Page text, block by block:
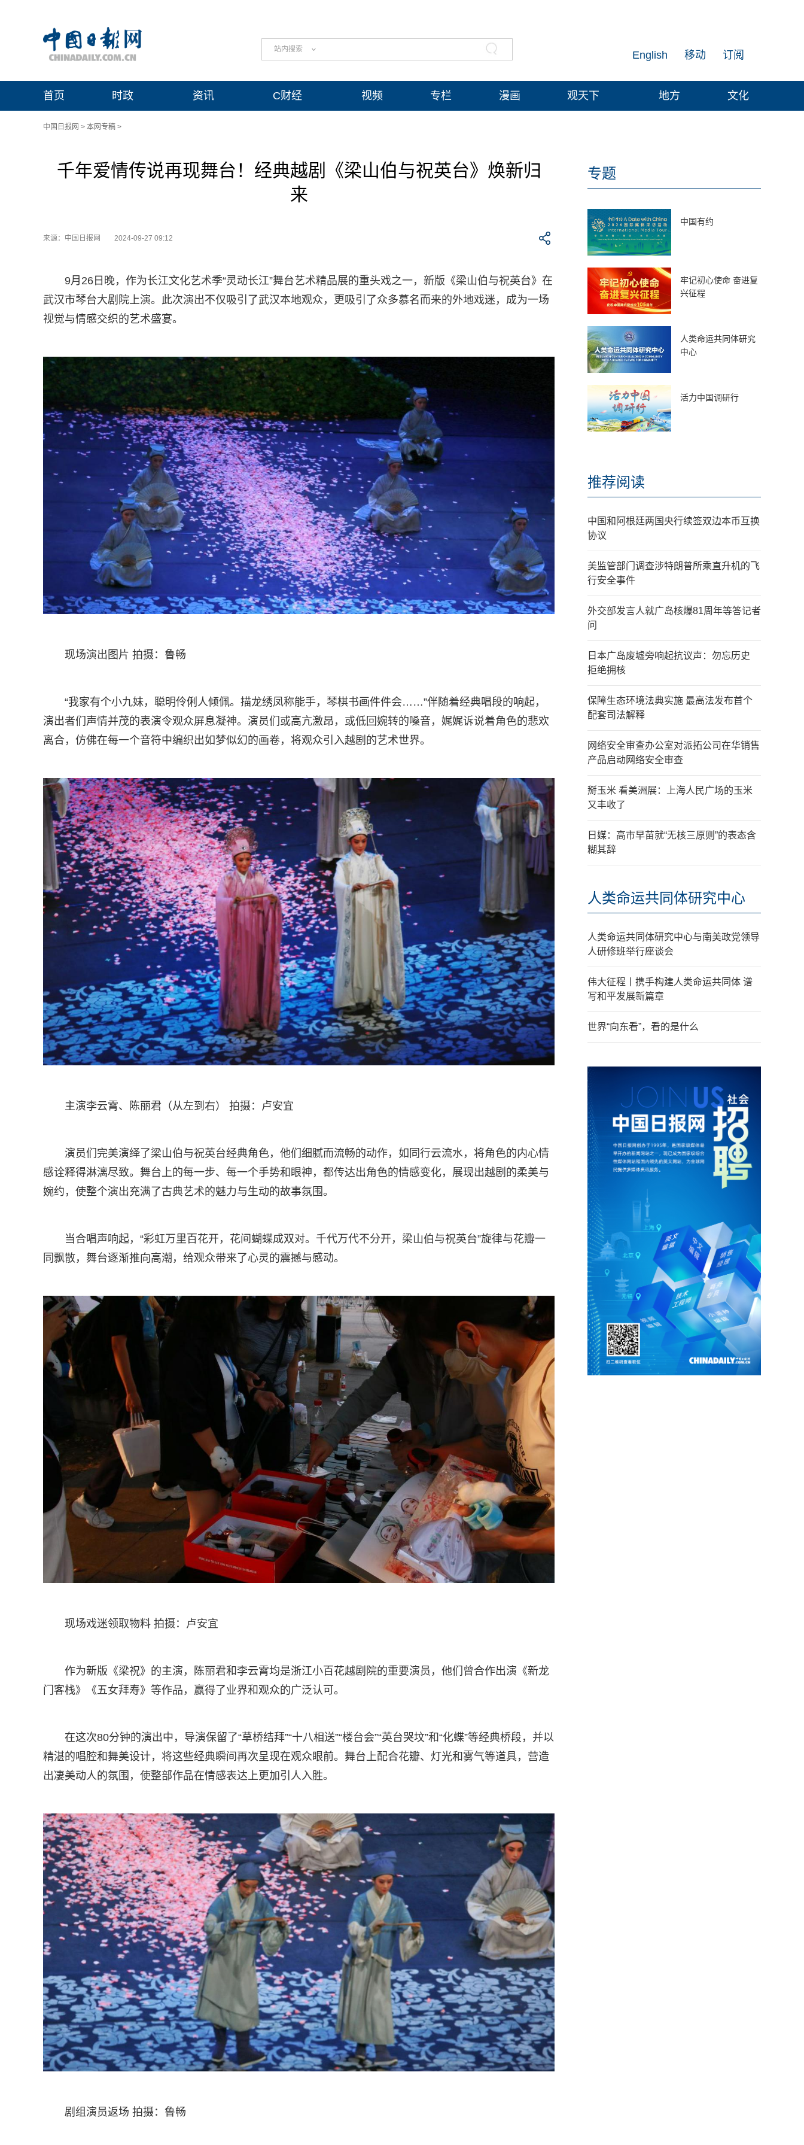
站内搜索 订阅
移动
English
首页 时政 资讯 C财经 视频 专栏 漫画 观天下 地方 文化
中国日报网 > 本网专稿 >
千年爱情传说再现舞台！经典越剧《梁山伯与祝英台》焕新归
来
来源：中国日报网 2024-09-27 09:12
9月26日晚，作为长江文化艺术季“灵动长江”舞台艺术精品展的重头戏之一，新版《梁山伯与祝英台》在
武汉市琴台大剧院上演。此次演出不仅吸引了武汉本地观众，更吸引了众多慕名而来的外地戏迷，成为一场
视觉与情感交织的艺术盛宴。
现场演出图片 拍摄：鲁畅
“我家有个小九妹，聪明伶俐人倾佩。描龙绣凤称能手，琴棋书画件件会……”伴随着经典唱段的响起，
演出者们声情并茂的表演令观众屏息凝神。演员们或高亢激昂，或低回婉转的嗓音，娓娓诉说着角色的悲欢
离合，仿佛在每一个音符中编织出如梦似幻的画卷，将观众引入越剧的艺术世界。
主演李云霄、陈丽君（从左到右） 拍摄：卢安宜
演员们完美演绎了梁山伯与祝英台经典角色，他们细腻而流畅的动作，如同行云流水，将角色的内心情
感诠释得淋漓尽致。舞台上的每一步、每一个手势和眼神，都传达出角色的情感变化，展现出越剧的柔美与
婉约，使整个演出充满了古典艺术的魅力与生动的故事氛围。
当合唱声响起，“彩虹万里百花开，花间蝴蝶成双对。千代万代不分开，梁山伯与祝英台”旋律与花瓣一
同飘散，舞台逐渐推向高潮，给观众带来了心灵的震撼与感动。
现场戏迷领取物料 拍摄：卢安宜
作为新版《梁祝》的主演，陈丽君和李云霄均是浙江小百花越剧院的重要演员，他们曾合作出演《新龙
门客栈》《五女拜寿》等作品，赢得了业界和观众的广泛认可。
在这次80分钟的演出中，导演保留了“草桥结拜”“十八相送”“楼台会”“英台哭坟”和“化蝶”等经典桥段，并以
精湛的唱腔和舞美设计，将这些经典瞬间再次呈现在观众眼前。舞台上配合花瓣、灯光和雾气等道具，营造
出凄美动人的氛围，使整部作品在情感表达上更加引人入胜。
剧组演员返场 拍摄：鲁畅
专题
中国有约
牢记初心使命 奋进复
兴征程
人类命运共同体研究
中心
活力中国调研行
推荐阅读
中国和阿根廷两国央行续签双边本币互换
协议
美监管部门调查涉特朗普所乘直升机的飞
行安全事件
外交部发言人就广岛核爆81周年等答记者
问
日本广岛废墟旁响起抗议声：勿忘历史
拒绝拥核
保障生态环境法典实施 最高法发布首个
配套司法解释
网络安全审查办公室对派拓公司在华销售
产品启动网络安全审查
掰玉米 看美洲展：上海人民广场的玉米
又丰收了
日媒：高市早苗就“无核三原则”的表态含
糊其辞
人类命运共同体研究中心
人类命运共同体研究中心与南美政党领导
人研修班举行座谈会
伟大征程丨携手构建人类命运共同体 谱
写和平发展新篇章
世界“向东看”，看的是什么